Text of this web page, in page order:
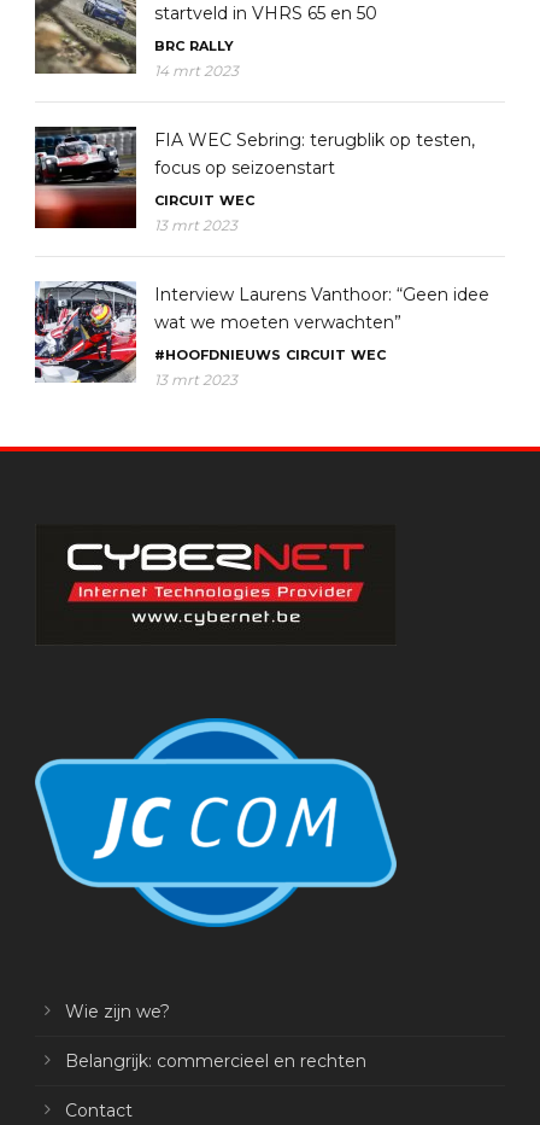
startveld in VHRS 65 en 50
BRC RALLY
14 mrt 2023
FIA WEC Sebring: terugblik op testen,
focus op seizoenstart
CIRCUIT WEC
13 mrt 2023
Interview Laurens Vanthoor: “Geen idee
wat we moeten verwachten”
#HOOFDNIEUWS CIRCUIT WEC
13 mrt 2023
Wie zijn we?
Belangrijk: commercieel en rechten
Contact